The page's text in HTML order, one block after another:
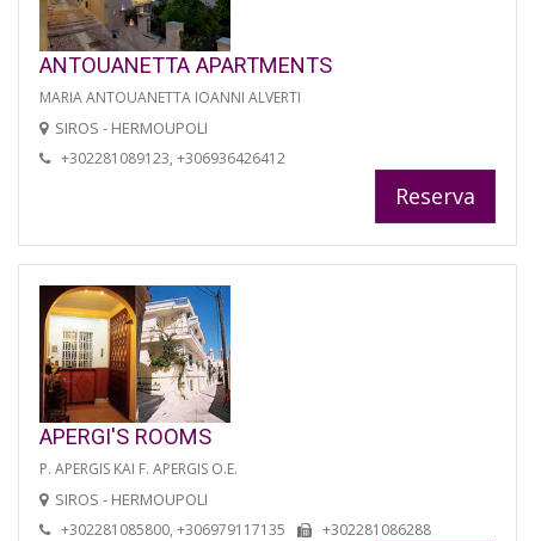
ANTOUANETTA APARTMENTS
MARIA ANTOUANETTA IOANNI ALVERTI
SIROS - HERMOUPOLI
+302281089123, +306936426412
Reserva
APERGI'S ROOMS
P. APERGIS KAI F. APERGIS O.E.
SIROS - HERMOUPOLI
+302281085800, +306979117135 +302281086288